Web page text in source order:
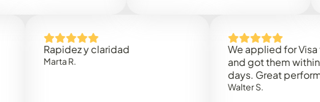
Rapidez y claridad
We applied for Visa to
and got them within 3
days. Great performance!
Walter S.